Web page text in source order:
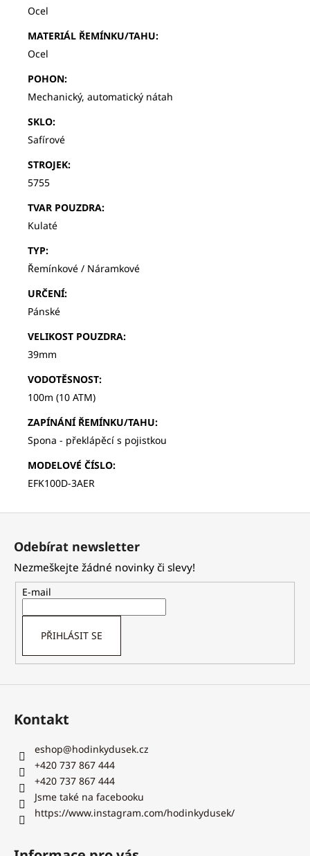
Ocel
MATERIÁL ŘEMÍNKU/TAHU:
Ocel
POHON:
Mechanický, automatický nátah
SKLO:
Safírové
STROJEK:
5755
TVAR POUZDRA:
Kulaté
TYP:
Řemínkové / Náramkové
URČENÍ:
Pánské
VELIKOST POUZDRA:
39mm
VODOTĚSNOST:
100m (10 ATM)
ZAPÍNÁNÍ ŘEMÍNKU/TAHU:
Spona - překlápěcí s pojistkou
MODELOVÉ ČÍSLO:
EFK100D-3AER
Z
Odebírat newsletter
Nezmeškejte žádné novinky či slevy!
E-mail
PŘIHLÁSIT SE
Kontakt
eshop@hodinkydusek.cz
+420 737 867 444
+420 737 867 444
Jsme také na facebooku
https://www.instagram.com/hodinkydusek/